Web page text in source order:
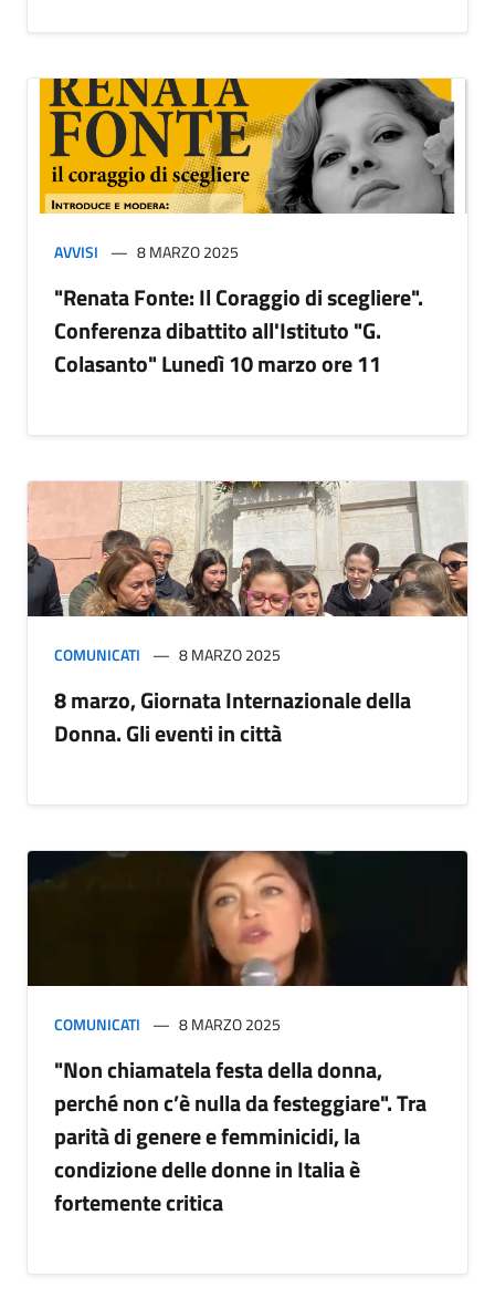
AVVISI 8 MARZO 2025
"Renata Fonte: Il Coraggio di scegliere".
Conferenza dibattito all'Istituto "G.
Colasanto" Lunedì 10 marzo ore 11
COMUNICATI 8 MARZO 2025
8 marzo, Giornata Internazionale della
Donna. Gli eventi in città
COMUNICATI 8 MARZO 2025
"Non chiamatela festa della donna,
perché non c’è nulla da festeggiare". Tra
parità di genere e femminicidi, la
condizione delle donne in Italia è
fortemente critica